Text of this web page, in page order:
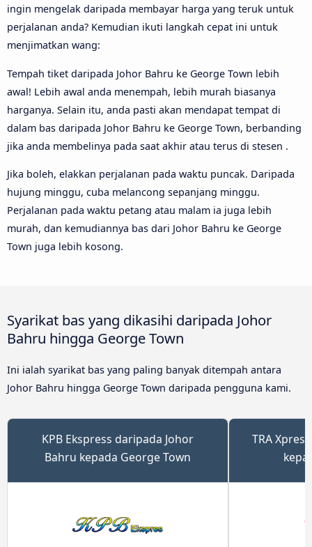
ingin mengelak daripada membayar harga yang teruk untuk
perjalanan anda? Kemudian ikuti langkah cepat ini untuk
menjimatkan wang:
Tempah tiket daripada Johor Bahru ke George Town lebih
awal! Lebih awal anda menempah, lebih murah biasanya
harganya. Selain itu, anda pasti akan mendapat tempat di
dalam bas daripada Johor Bahru ke George Town, berbanding
jika anda membelinya pada saat akhir atau terus di stesen .
Jika boleh, elakkan perjalanan pada waktu puncak. Daripada
hujung minggu, cuba melancong sepanjang minggu.
Perjalanan pada waktu petang atau malam ia juga lebih
murah, dan kemudiannya bas dari Johor Bahru ke George
Town juga lebih kosong.
Syarikat bas yang dikasihi daripada Johor
Bahru hingga George Town
Ini ialah syarikat bas yang paling banyak ditempah antara
Johor Bahru hingga George Town daripada pengguna kami.
KPB Ekspress daripada Johor
Bahru kepada George Town
TRA